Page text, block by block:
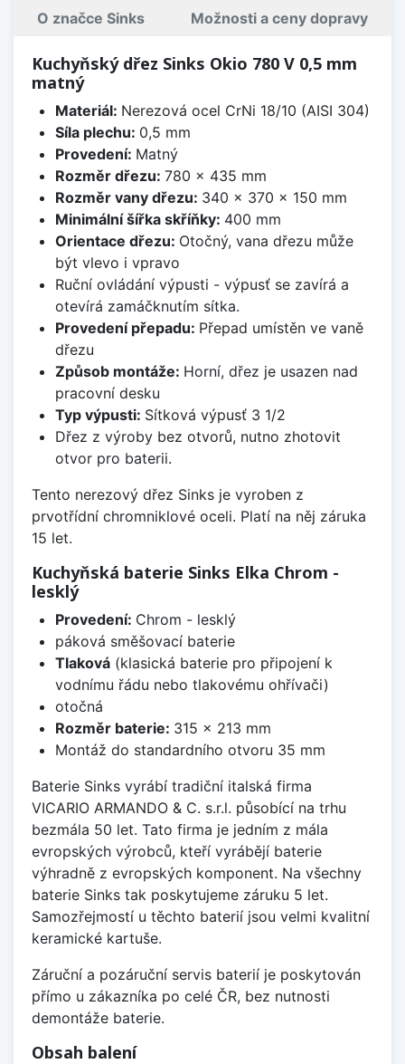
O značce Sinks Možnosti a ceny dopravy
Kuchyňský dřez Sinks Okio 780 V 0,5 mm
matný
Materiál: Nerezová ocel CrNi 18/10 (AISI 304)
Síla plechu: 0,5 mm
Provedení: Matný
Rozměr dřezu: 780 x 435 mm
Rozměr vany dřezu: 340 x 370 x 150 mm
Minimální šířka skříňky: 400 mm
Orientace dřezu: Otočný, vana dřezu může
být vlevo i vpravo
Ruční ovládání výpusti - výpusť se zavírá a
otevírá zamáčknutím sítka.
Provedení přepadu: Přepad umístěn ve vaně
dřezu
Způsob montáže: Horní, dřez je usazen nad
pracovní desku
Typ výpusti: Sítková výpusť 3 1/2
Dřez z výroby bez otvorů, nutno zhotovit
otvor pro baterii.
Tento nerezový dřez Sinks je vyroben z
prvotřídní chromniklové oceli. Platí na něj záruka
15 let.
Kuchyňská baterie Sinks Elka Chrom -
lesklý
Provedení: Chrom - lesklý
páková směšovací baterie
Tlaková(klasická baterie pro připojení k
vodnímu řádu nebo tlakovému ohřívači)
otočná
Rozměr baterie: 315 x 213 mm
Montáž do standardního otvoru 35 mm
Baterie Sinks vyrábí tradiční italská firma
VICARIO ARMANDO & C. s.r.l. působící na trhu
bezmála 50 let. Tato firma je jedním z mála
evropských výrobců, kteří vyrábějí baterie
výhradně z evropských komponent. Na všechny
baterie Sinks tak poskytujeme záruku 5 let.
Samozřejmostí u těchto baterií jsou velmi kvalitní
keramické kartuše.
Záruční a pozáruční servis baterií je poskytován
přímo u zákazníka po celé ČR, bez nutnosti
demontáže baterie.
Obsah balení